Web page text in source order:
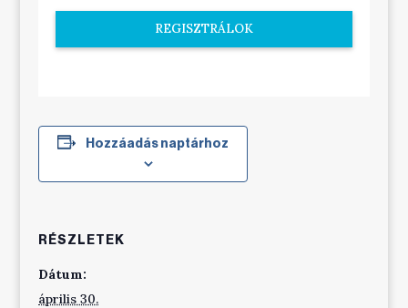
Hozzáadás naptárhoz
RÉSZLETEK
Dátum:
április 30.